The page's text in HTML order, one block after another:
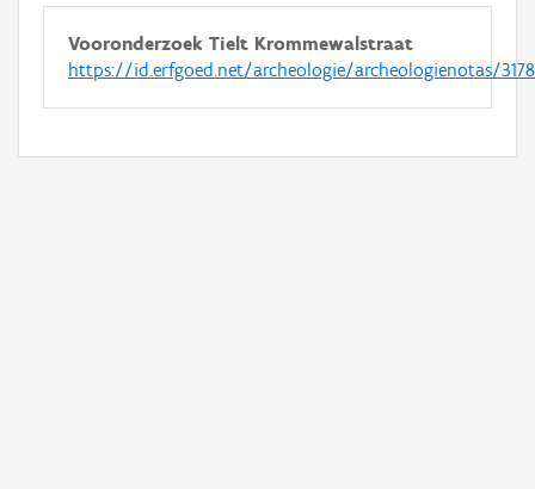
Vooronderzoek Tielt Krommewalstraat
https://id.erfgoed.net/archeologie/archeologienotas/